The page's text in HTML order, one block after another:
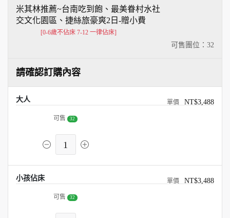
可售團位： 32
米其林推薦~台南吃到飽、最美眷村水社
交文化園區、捷絲旅豪爽2日-贈小費
[0-6歲不佔床 7-12 一律佔床]
請確認訂購內容
大人 NT$3,488
可售 32
1
小孩佔床 NT$3,488
可售 32